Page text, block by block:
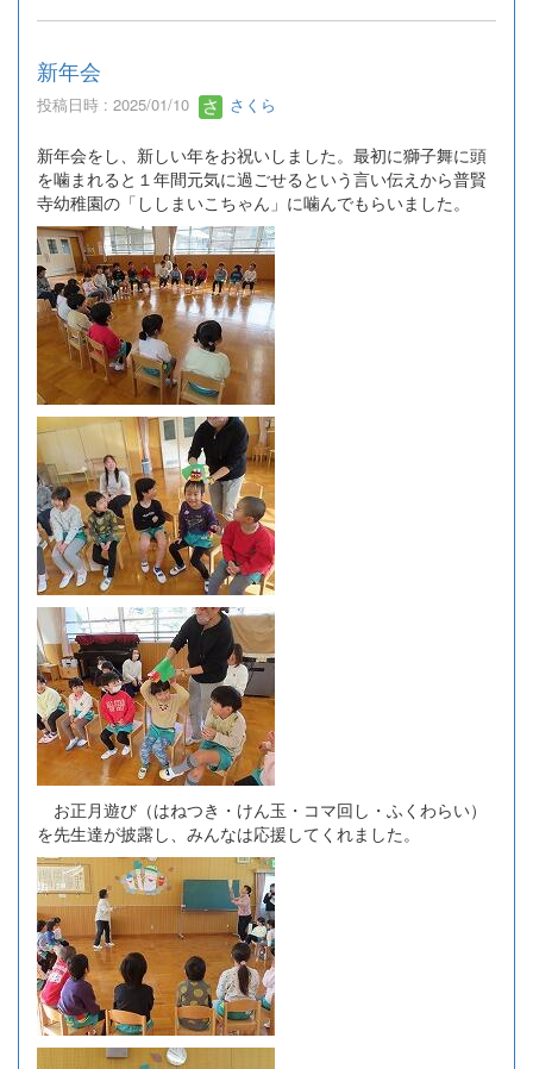
新年会
投稿日時 : 2025/01/10 さくら
新年会をし、新しい年をお祝いしました。最初に獅子舞に頭
を噛まれると１年間元気に過ごせるという言い伝えから普賢
寺幼稚園の「ししまいこちゃん」に噛んでもらいました。
お正月遊び（はねつき・けん玉・コマ回し・ふくわらい）
を先生達が披露し、みんなは応援してくれました。